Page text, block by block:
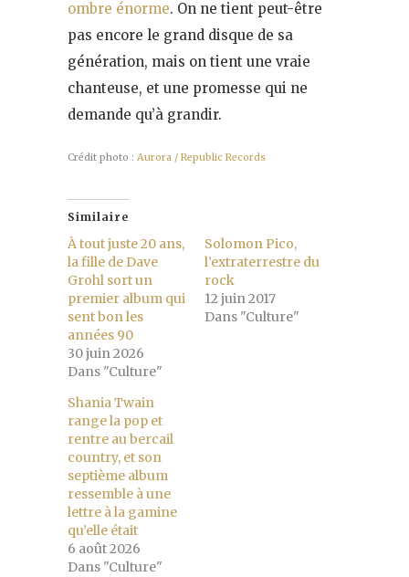
ombre énorme. On ne tient peut-être
pas encore le grand disque de sa
génération, mais on tient une vraie
chanteuse, et une promesse qui ne
demande qu’à grandir.
Crédit photo : Aurora / Republic Records
Similaire
À tout juste 20 ans,
la fille de Dave
Grohl sort un
premier album qui
sent bon les
années 90
30 juin 2026
Dans "Culture"
Solomon Pico,
l’extraterrestre du
rock
12 juin 2017
Dans "Culture"
Shania Twain
range la pop et
rentre au bercail
country, et son
septième album
ressemble à une
lettre à la gamine
qu’elle était
6 août 2026
Dans "Culture"